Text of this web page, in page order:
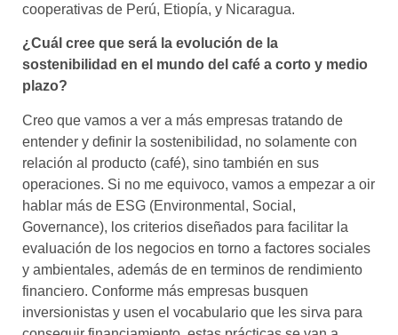
cooperativas de Perú, Etiopía, y Nicaragua.
¿Cuál cree que será la evolución de la
sostenibilidad en el mundo del café a corto y medio
plazo?​
Creo que vamos a ver a más empresas tratando de
entender y definir la sostenibilidad, no solamente con
relación al producto (café), sino también en sus
operaciones. Si no me equivoco, vamos a empezar a oir
hablar más de ESG (Environmental, Social,
Governance), los criterios diseñados para facilitar la
evaluación de los negocios en torno a factores sociales
y ambientales, además de en terminos de rendimiento
financiero. Conforme más empresas busquen
inversionistas y usen el vocabulario que les sirva para